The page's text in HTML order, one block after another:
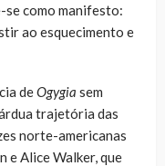
como manifesto:
ao esquecimento e
deOgygia sem
trajetória das
norte-americanas
e Alice Walker, que